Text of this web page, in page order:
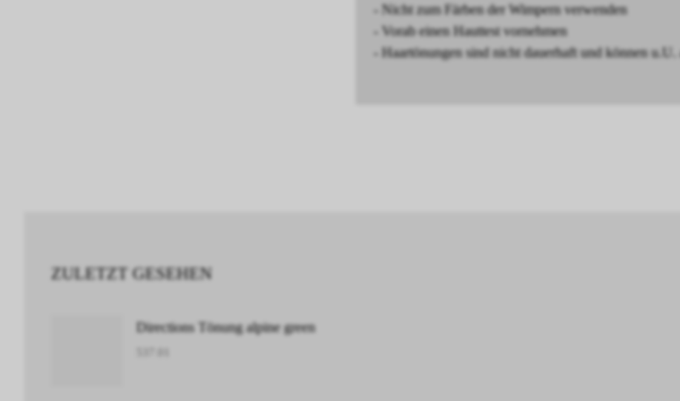
- Nicht zum Färben der Wimpern verwenden
- Vorab einen Hauttest vornehmen
- Haartönungen sind nicht dauerhaft und können
ZULETZT GESEHEN
Directions Tönung alpine green